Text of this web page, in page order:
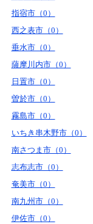
指宿市（0）
西之表市（0）
垂水市（0）
薩摩川内市（0）
日置市（0）
曽於市（0）
霧島市（0）
いちき串木野市（0）
南さつま市（0）
志布志市（0）
奄美市（0）
南九州市（0）
伊佐市（0）